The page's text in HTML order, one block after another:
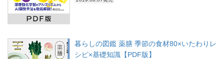
暮らしの図鑑 薬膳 季節の食材80×いたわりレ
シピ×基礎知識【PDF版】